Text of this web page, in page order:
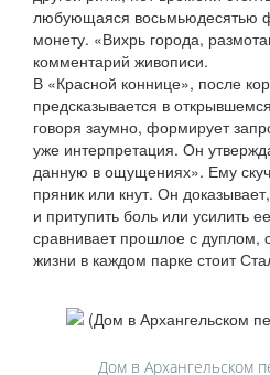
любующаяся восьмьюдесятью
монету. «Вихрь города,
комментарий живописи.
В «Красной коннице», после
предсказывается в
говоря заумно, формирует
уже интерпретация. Он
данную в ощущениях». Ему
пряник или кнут. Он
и притупить боль или усилить
сравнивает прошлое с дуплом,
жизни в каждом парке стоит
Дом в Архангельском